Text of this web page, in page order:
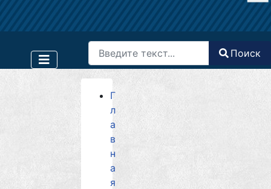
Поиск
Type 2 or more characters for results.
Поиск
Г
л
а
в
н
а
я